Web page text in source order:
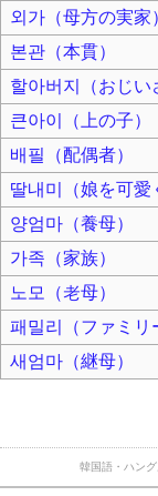
외가（母方の実家
본관（本貫）
할아버지（おじい
큰아이（上の子）
배필（配偶者）
딸내미（娘を可愛
양엄마（養母）
가족（家族）
노모（老母）
패밀리（ファミリ
새엄마（継母）
韓国語・ハン